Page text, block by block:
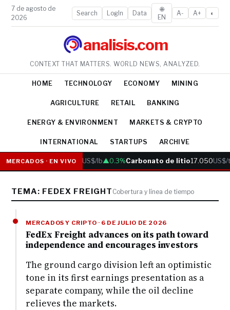
7 de agosto de
2026
Search LogIn Data
🌐
EN
A- A+ ◐
analisis.com
CONTEXT THAT MATTERS. WORLD NEWS, ANALYZED.
HOME TECHNOLOGY ECONOMY MINING
AGRICULTURE RETAIL BANKING
ENERGY & ENVIRONMENT MARKETS & CRYPTO
INTERNATIONAL STARTUPS ARCHIVE
MERCADOS · EN VIVO
Cobre6.05 US$/lb▲0.3%Carbonato de litio17.050US$/t
TEMA: FEDEX FREIGHT Cobertura y línea de tiempo
MERCADOS Y CRIPTO · 6 DE JULIO DE 2026
FedEx Freight advances on its path toward
independence and encourages investors
The ground cargo division left an optimistic
tone in its first earnings presentation as a
separate company, while the oil decline
relieves the markets.